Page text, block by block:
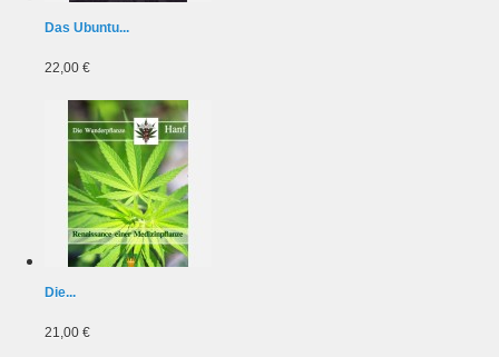
Das Ubuntu...
22,00 €
Die...
21,00 €